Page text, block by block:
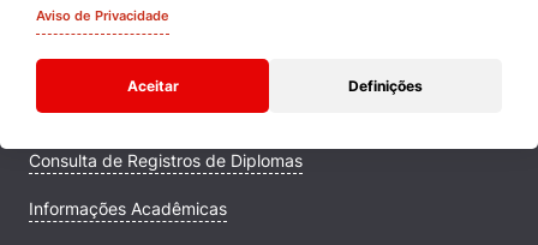
Aviso de Privacidade
Aceitar Definições
Quem Somos
Comunidade Transforme
Campus
Consulta de Registros de Diplomas
Informações Acadêmicas